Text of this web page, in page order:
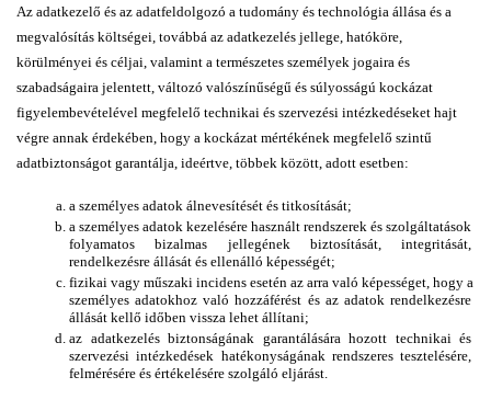
Az adatkezelő és az adatfeldolgozó a tudomány és technológia állása és a
megvalósítás költségei, továbbá az adatkezelés jellege, hatóköre,
körülményei és céljai, valamint a természetes személyek jogaira és
szabadságaira jelentett, változó valószínűségű és súlyosságú kockázat
figyelembevételével megfelelő technikai és szervezési intézkedéseket hajt
végre annak érdekében, hogy a kockázat mértékének megfelelő szintű
adatbiztonságot garantálja, ideértve, többek között, adott esetben:
a személyes adatok álnevesítését és titkosítását;
a személyes adatok kezelésére használt rendszerek és szolgáltatások
folyamatos bizalmas jellegének biztosítását, integritását,
rendelkezésre állását és ellenálló képességét;
fizikai vagy műszaki incidens esetén az arra való képességet, hogy a
személyes adatokhoz való hozzáférést és az adatok rendelkezésre
állását kellő időben vissza lehet állítani;
az adatkezelés biztonságának garantálására hozott technikai és
szervezési intézkedések hatékonyságának rendszeres tesztelésére,
felmérésére és értékelésére szolgáló eljárást.